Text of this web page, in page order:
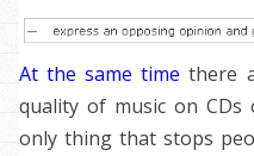
At the same time there
quality of music on
only thing that stops